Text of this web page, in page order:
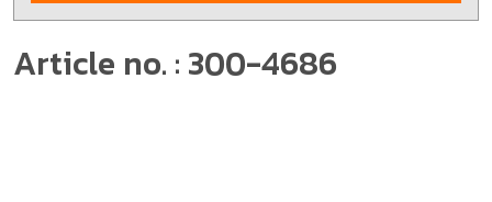
Article no. : 300-4686